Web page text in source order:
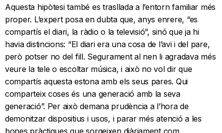
Aquesta hipòtesi també es trasllada a l’entorn familiar més
proper. L’expert posa en dubta que, anys enrere, “es
compartís el diari, la ràdio o la televisió”, sinó que ja hi
havia distincions: “El diari era una cosa de l’avi i del pare,
però potser no del fill. Segurament al nen li agradava més
veure la tele o escoltar música, i això no vol dir que
compartís aquesta estona amb els seus pares. Qui
comparteix coses és una generació amb la seva
generació”. Per això demana prudència a l’hora de
demonitzar dispositius i usos, i parar més atenció a les
bones pràctiques que sorgeixen diàriament com